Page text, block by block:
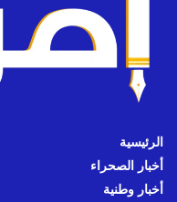
الرئيسية
أخبار الصحراء
أخبار وطنية